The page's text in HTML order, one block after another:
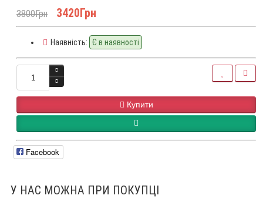
3800Грн 3420Грн
Наявність: Є в наявності
Купити
Facebook
У НАС МОЖНА ПРИ ПОКУПЦІ